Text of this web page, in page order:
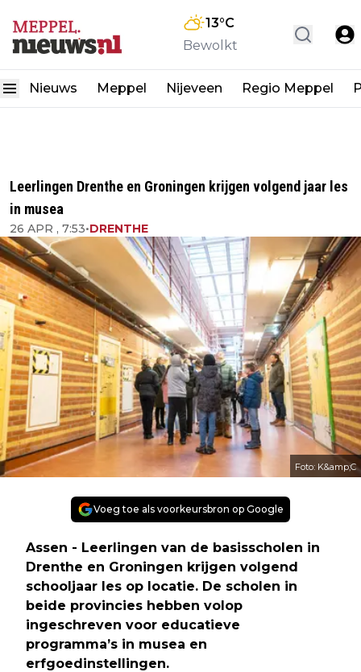
13°C
Bewolkt
Nieuws Meppel Nijeveen Regio Meppel
Leerlingen Drenthe en Groningen krijgen volgend jaar les
in musea
26 APR , 7:53•DRENTHE
Foto: K&amp;C
Voeg toe als voorkeursbron op Google
Assen - Leerlingen van de basisscholen in
Drenthe en Groningen krijgen volgend
schooljaar les op locatie. De scholen in
beide provincies hebben volop
ingeschreven voor educatieve
programma’s in musea en
erfgoedinstellingen.